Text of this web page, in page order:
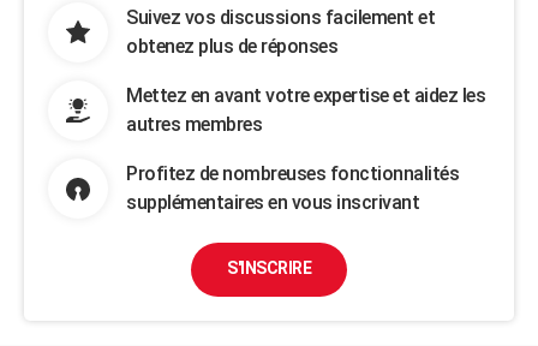
Suivez vos discussions facilement et
obtenez plus de réponses
Mettez en avant votre expertise et aidez les
autres membres
Profitez de nombreuses fonctionnalités
supplémentaires en vous inscrivant
S'INSCRIRE